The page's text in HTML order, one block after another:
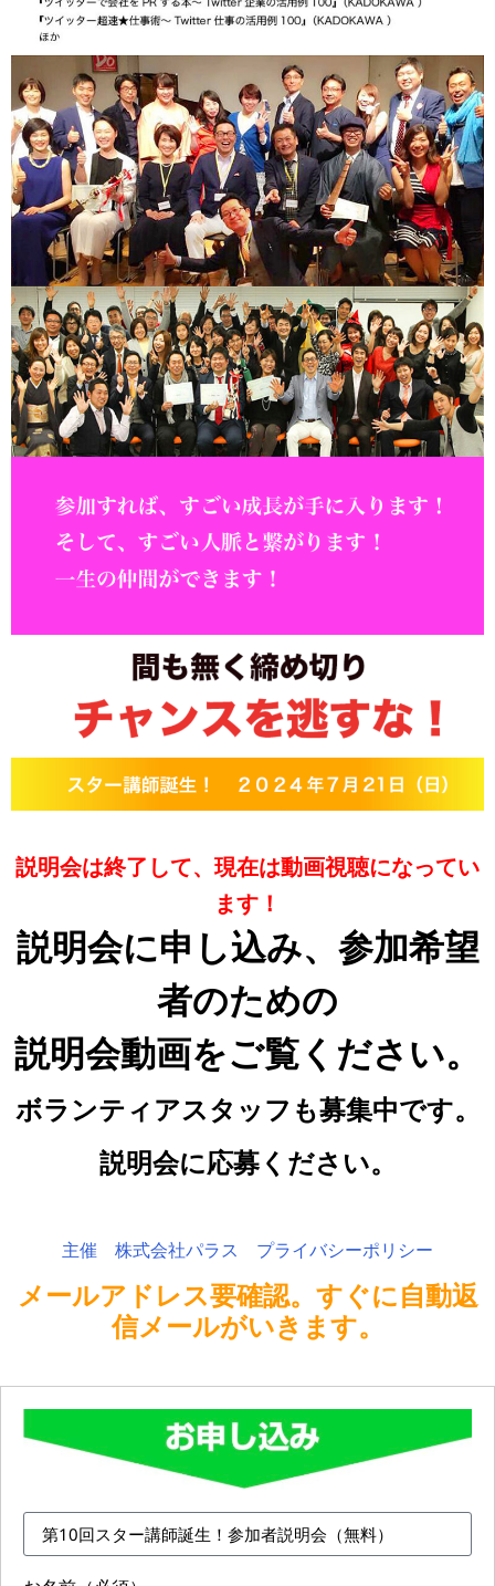
説明会は終了して、現在は動画視聴になってい
ます！
説明会に申し込み、参加希望
者のための
説明会動画をご覧ください。
ボランティアスタッフも募集中です。
説明会に応募ください。
主催 株式会社パラス プライバシーポリシー
メールアドレス要確認。すぐに自動返
信メールがいきます。